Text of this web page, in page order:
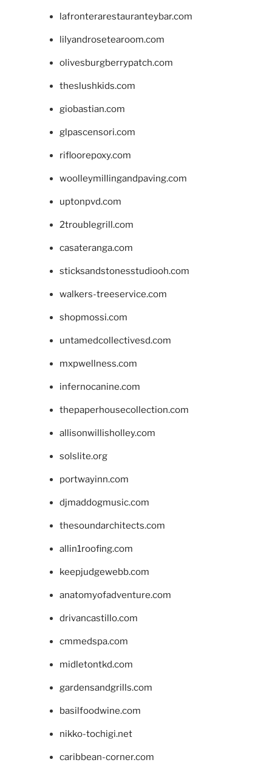
lafronterarestauranteybar.com
lilyandrosetearoom.com
olivesburgberrypatch.com
theslushkids.com
giobastian.com
glpascensori.com
rifloorepoxy.com
woolleymillingandpaving.com
uptonpvd.com
2troublegrill.com
casateranga.com
sticksandstonesstudiooh.com
walkers-treeservice.com
shopmossi.com
untamedcollectivesd.com
mxpwellness.com
infernocanine.com
thepaperhousecollection.com
allisonwillisholley.com
solslite.org
portwayinn.com
djmaddogmusic.com
thesoundarchitects.com
allin1roofing.com
keepjudgewebb.com
anatomyofadventure.com
drivancastillo.com
cmmedspa.com
midletontkd.com
gardensandgrills.com
basilfoodwine.com
nikko-tochigi.net
caribbean-corner.com